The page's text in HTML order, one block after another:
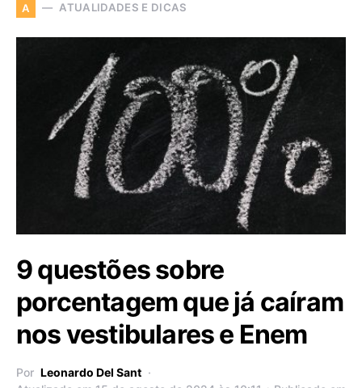
A ATUALIDADES E DICAS
9 questões sobre
porcentagem que já caíram
nos vestibulares e Enem
Por Leonardo Del Sant